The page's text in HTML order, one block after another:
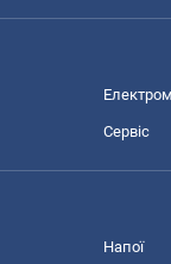
Сервіс
Напої